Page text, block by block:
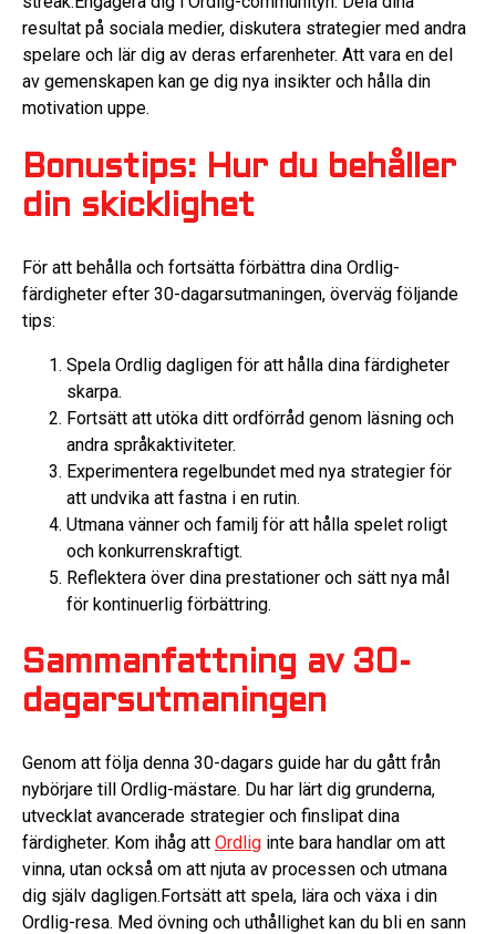
resultat på sociala medier, diskutera strategier med andra
spelare och lär dig av deras erfarenheter. Att vara en del
av gemenskapen kan ge dig nya insikter och hålla din
motivation uppe.
Bonustips: Hur du behåller
din skicklighet
För att behålla och fortsätta förbättra dina Ordlig-
färdigheter efter 30-dagarsutmaningen, överväg följande
tips:
Spela Ordlig dagligen för att hålla dina färdigheter
skarpa.
Fortsätt att utöka ditt ordförråd genom läsning och
andra språkaktiviteter.
Experimentera regelbundet med nya strategier för
att undvika att fastna i en rutin.
Utmana vänner och familj för att hålla spelet roligt
och konkurrenskraftigt.
Reflektera över dina prestationer och sätt nya mål
för kontinuerlig förbättring.
Sammanfattning av 30-
dagarsutmaningen
Genom att följa denna 30-dagars guide har du gått från
nybörjare till Ordlig-mästare. Du har lärt dig grunderna,
utvecklat avancerade strategier och finslipat dina
färdigheter. Kom ihåg att Ordlig inte bara handlar om att
vinna, utan också om att njuta av processen och utmana
dig själv dagligen.Fortsätt att spela, lära och växa i din
Ordlig-resa. Med övning och uthållighet kan du bli en sann